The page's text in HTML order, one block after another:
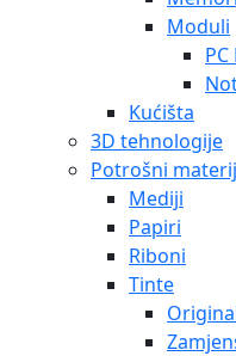
Moduli
PC
Kućišta
3D tehnologije
Potrošni
Mediji
Papiri
Riboni
Tinte